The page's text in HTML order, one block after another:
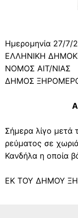
Ημερομηνία 27/7/
ΕΛΛΗΝΙΚΗ
ΝΟΜΟΣ ΑΙΤ/ΝΙΑΣ
ΔΗΜΟΣ
Σήμερα λίγο μετά
ρεύματος σε
Κανδήλα η οποία
ΕΚ ΤΟΥ ΔΗΜΟΥ